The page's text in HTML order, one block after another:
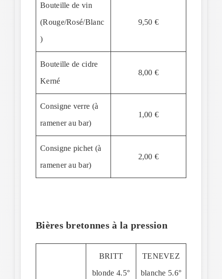
Bouteille de vin
(Rouge/Rosé/Blanc
)
9,50 €
Bouteille de cidre
Kerné
8,00 €
Consigne verre (à
ramener au bar)
1,00 €
Consigne pichet (à
ramener au bar)
2,00 €
Bières bretonnes à la pression
BRITT
blonde 4.5°
TENEVEZ
blanche 5.6°